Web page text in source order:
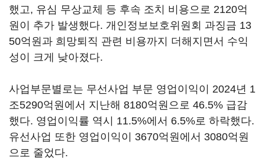
했고, 유심 무상교체 등 후속 조치 비용으로 2120억
원이 추가 발생했다. 개인정보보호위원회 과징금 13
50억원과 희망퇴직 관련 비용까지 더해지면서 수익
성이 크게 낮아졌다.
사업부문별로는 무선사업 부문 영업이익이 2024년 1
조5290억원에서 지난해 8180억원으로 46.5% 급감
했다. 영업이익률 역시 11.5%에서 6.5%로 하락했다.
유선사업 또한 영업이익이 3670억원에서 3080억원
으로 줄었다.